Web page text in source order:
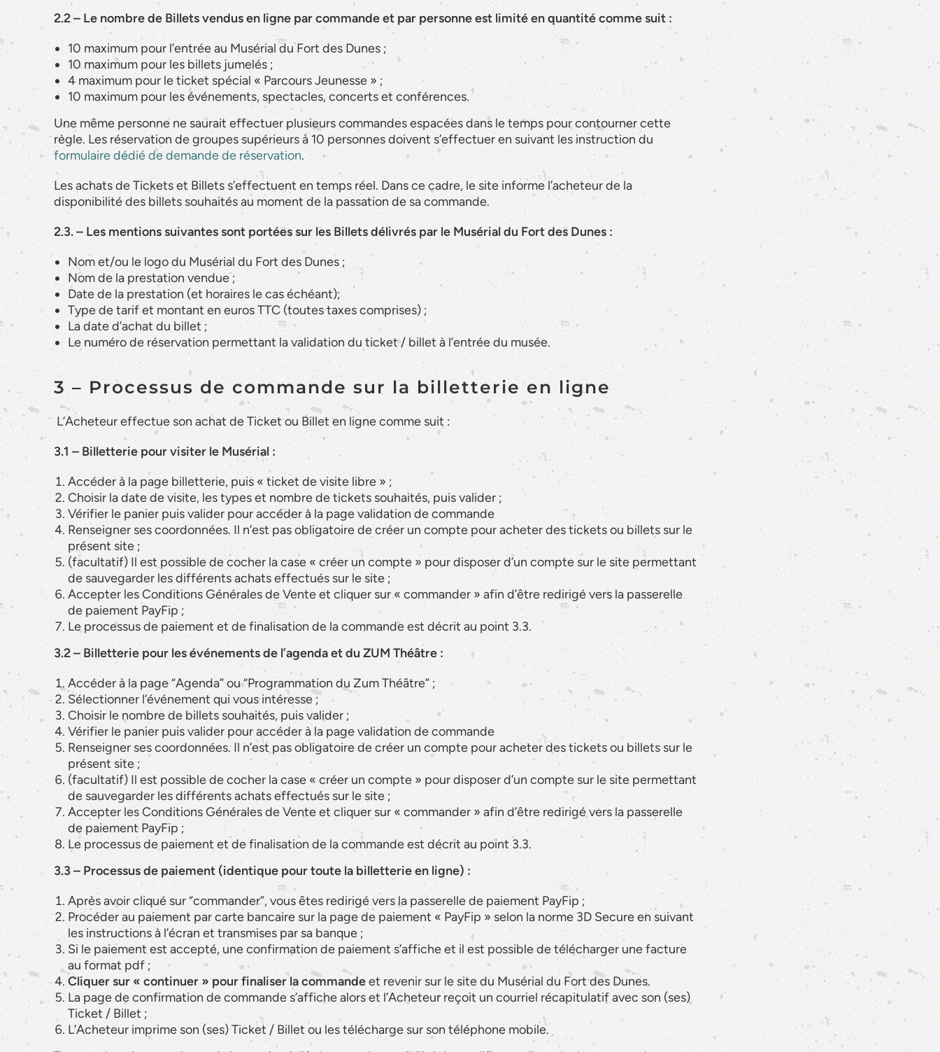
2.2 – Le nombre de Billets vendus en ligne par commande et par personne est limité en quantité comme suit :
10 maximum pour l’entrée au Musérial du Fort des Dunes ;
10 maximum pour les billets jumelés ;
4 maximum pour le ticket spécial « Parcours Jeunesse » ;
10 maximum pour les événements, spectacles, concerts et conférences.
Une même personne ne saurait effectuer plusieurs commandes espacées dans le temps pour contourner cette
règle. Les réservation de groupes supérieurs à 10 personnes doivent s’effectuer en suivant les instruction du
formulaire dédié de demande de réservation.
Les achats de Tickets et Billets s’effectuent en temps réel. Dans ce cadre, le site informe l’acheteur de la
disponibilité des billets souhaités au moment de la passation de sa commande.
2.3. – Les mentions suivantes sont portées sur les Billets délivrés par le Musérial du Fort des Dunes :
Nom et/ou le logo du Musérial du Fort des Dunes ;
Nom de la prestation vendue ;
Date de la prestation (et horaires le cas échéant);
Type de tarif et montant en euros TTC (toutes taxes comprises) ;
La date d’achat du billet ;
Le numéro de réservation permettant la validation du ticket / billet à l’entrée du musée.
3 – Processus de commande sur la billetterie en ligne
L’Acheteur effectue son achat de Ticket ou Billet en ligne comme suit :
3.1 – Billetterie pour visiter le Musérial :
Accéder à la page billetterie, puis « ticket de visite libre » ;
Choisir la date de visite, les types et nombre de tickets souhaités, puis valider ;
Vérifier le panier puis valider pour accéder à la page validation de commande
Renseigner ses coordonnées. Il n’est pas obligatoire de créer un compte pour acheter des tickets ou billets sur le
présent site ;
(facultatif) Il est possible de cocher la case « créer un compte » pour disposer d’un compte sur le site permettant
de sauvegarder les différents achats effectués sur le site ;
Accepter les Conditions Générales de Vente et cliquer sur « commander » afin d’être redirigé vers la passerelle
de paiement PayFip ;
Le processus de paiement et de finalisation de la commande est décrit au point 3.3.
3.2 – Billetterie pour les événements de l’agenda et du ZUM Théâtre :
Accéder à la page “Agenda” ou “Programmation du Zum Théâtre” ;
Sélectionner l’événement qui vous intéresse ;
Choisir le nombre de billets souhaités, puis valider ;
Vérifier le panier puis valider pour accéder à la page validation de commande
Renseigner ses coordonnées. Il n’est pas obligatoire de créer un compte pour acheter des tickets ou billets sur le
présent site ;
(facultatif) Il est possible de cocher la case « créer un compte » pour disposer d’un compte sur le site permettant
de sauvegarder les différents achats effectués sur le site ;
Accepter les Conditions Générales de Vente et cliquer sur « commander » afin d’être redirigé vers la passerelle
de paiement PayFip ;
Le processus de paiement et de finalisation de la commande est décrit au point 3.3.
3.3 – Processus de paiement (identique pour toute la billetterie en ligne) :
Après avoir cliqué sur “commander”, vous êtes redirigé vers la passerelle de paiement PayFip ;
Procéder au paiement par carte bancaire sur la page de paiement « PayFip » selon la norme 3D Secure en suivant
les instructions à l’écran et transmises par sa banque ;
Si le paiement est accepté, une confirmation de paiement s’affiche et il est possible de télécharger une facture
au format pdf ;
Cliquer sur « continuer » pour finaliser la commandeet revenir sur le site du Musérial du Fort des Dunes.
La page de confirmation de commande s’affiche alors et l’Acheteur reçoit un courriel récapitulatif avec son (ses)
Ticket / Billet ;
L’Acheteur imprime son (ses) Ticket / Billet ou les télécharge sur son téléphone mobile.